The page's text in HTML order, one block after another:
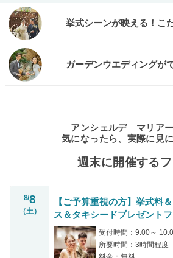
挙式シーンが映える！こ
ガーデンウエディングが
アンシェルデ マリア
気になったら、実際に見
週末に開催する
8/8
（土）
【ご予算重視の方】挙式料
ス＆タキシードプレゼント
所要時間：3時間程度